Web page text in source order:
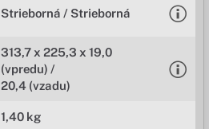
Strieborná / Strieborná
313,7 x 225,3 x 19,0
(vpredu) /
20,4 (vzadu)
1,40 kg